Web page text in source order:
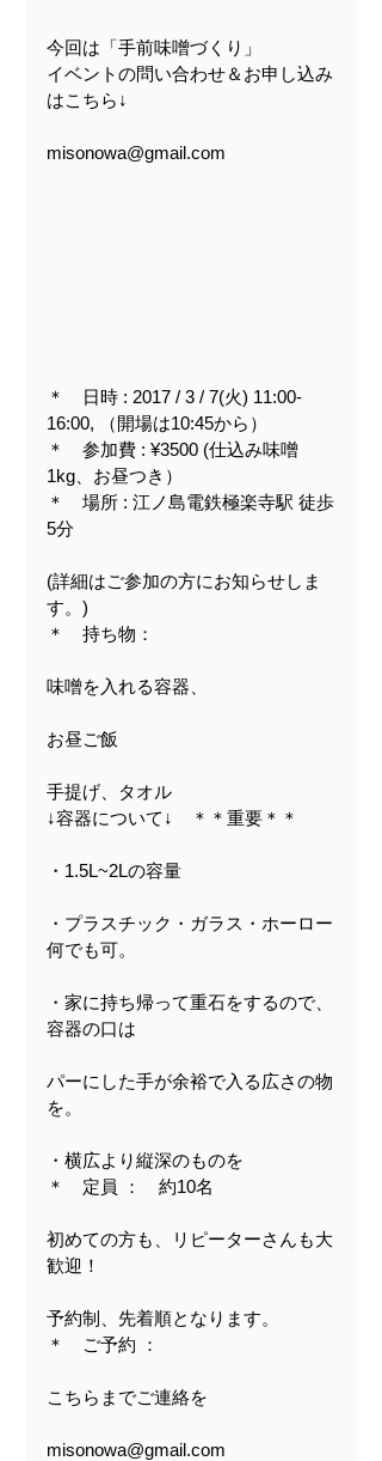
今回は「手前味噌づくり」
イベントの問い合わせ＆お申し込み
はこちら↓
misonowa@gmail.com
＊　日時 : 2017 / 3 / 7(火) 11:00-
16:00, （開場は10:45から）
＊　参加費 : ¥3500 (仕込み味噌
1kg、お昼つき）
＊　場所 : 江ノ島電鉄極楽寺駅 徒歩
5分
(詳細はご参加の方にお知らせしま
す。)
＊　持ち物：
味噌を入れる容器、
お昼ご飯
手提げ、タオル
↓容器について↓　＊＊重要＊＊
・1.5L~2Lの容量
・プラスチック・ガラス・ホーロー
何でも可。
・家に持ち帰って重石をするので、
容器の口は
パーにした手が余裕で入る広さの物
を。
・横広より縦深のものを
＊　定員 ：　約10名
初めての方も、リピーターさんも大
歓迎！
予約制、先着順となります。
＊　ご予約 ：
こちらまでご連絡を
misonowa@gmail.com